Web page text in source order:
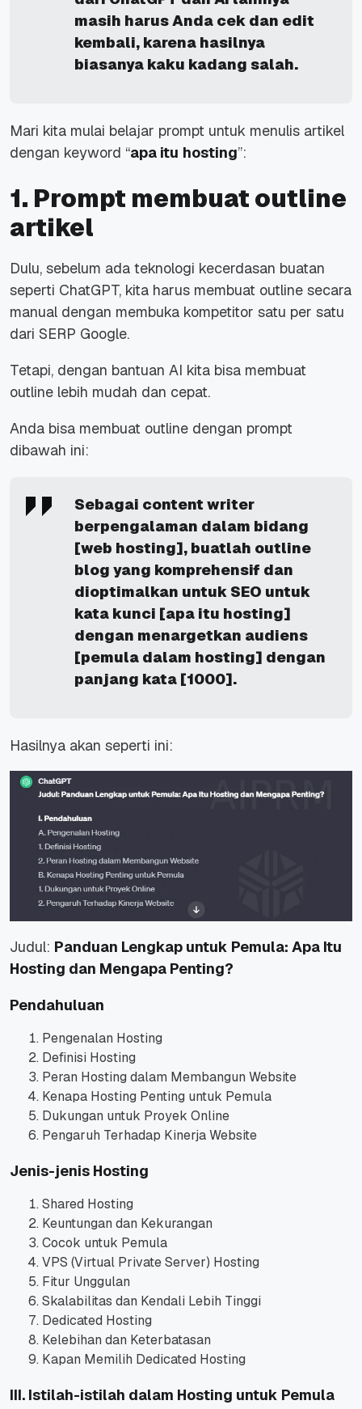
masih harus Anda cek dan edit
kembali, karena hasilnya
biasanya kaku kadang salah.
Mari kita mulai belajar prompt untuk menulis artikel
dengan keyword “apa itu hosting”:
1. Prompt membuat outline
artikel
Dulu, sebelum ada teknologi kecerdasan buatan
seperti ChatGPT, kita harus membuat outline secara
manual dengan membuka kompetitor satu per satu
dari SERP Google.
Tetapi, dengan bantuan AI kita bisa membuat
outline lebih mudah dan cepat.
Anda bisa membuat outline dengan prompt
dibawah ini:
Sebagai content writer
berpengalaman dalam bidang
[web hosting], buatlah outline
blog yang komprehensif dan
dioptimalkan untuk SEO untuk
kata kunci [apa itu hosting]
dengan menargetkan audiens
[pemula dalam hosting] dengan
panjang kata [1000].
Hasilnya akan seperti ini:
Judul: Panduan Lengkap untuk Pemula: Apa Itu
Hosting dan Mengapa Penting?
Pendahuluan
Pengenalan Hosting
Definisi Hosting
Peran Hosting dalam Membangun Website
Kenapa Hosting Penting untuk Pemula
Dukungan untuk Proyek Online
Pengaruh Terhadap Kinerja Website
Jenis-jenis Hosting
Shared Hosting
Keuntungan dan Kekurangan
Cocok untuk Pemula
VPS (Virtual Private Server) Hosting
Fitur Unggulan
Skalabilitas dan Kendali Lebih Tinggi
Dedicated Hosting
Kelebihan dan Keterbatasan
Kapan Memilih Dedicated Hosting
III. Istilah-istilah dalam Hosting untuk Pemula